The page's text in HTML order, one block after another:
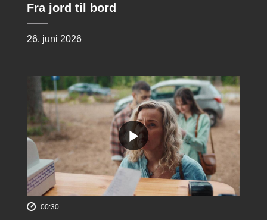
Fra jord til bord
26. juni 2026
00:30